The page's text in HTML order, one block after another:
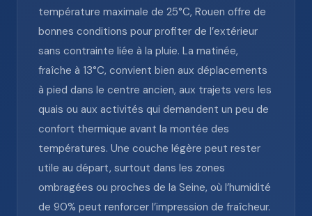
température maximale de 25°C, Rouen offre de
bonnes conditions pour profiter de l’extérieur
sans contrainte liée à la pluie. La matinée,
fraîche à 13°C, convient bien aux déplacements
à pied dans le centre ancien, aux trajets vers les
quais ou aux activités qui demandent un peu de
confort thermique avant la montée des
températures. Une couche légère peut rester
utile au départ, surtout dans les zones
ombragées ou proches de la Seine, où l’humidité
de 90% peut renforcer l’impression de fraîcheur.